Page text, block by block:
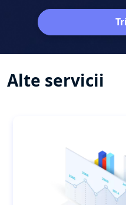
Alte servicii